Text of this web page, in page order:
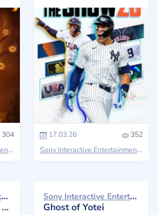
304
Sony Interactive Entertainment
17.03.26
352
Sony Interactive Entertainment
Sony Interactive Entertainment 2026
Sony Interactive Entertainment 2025
Ghost of Yotei